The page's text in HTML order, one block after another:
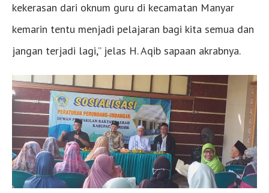
kekerasan dari oknum guru di kecamatan Manyar
kemarin tentu menjadi pelajaran bagi kita semua dan
jangan terjadi lagi,” jelas H. Aqib sapaan akrabnya.